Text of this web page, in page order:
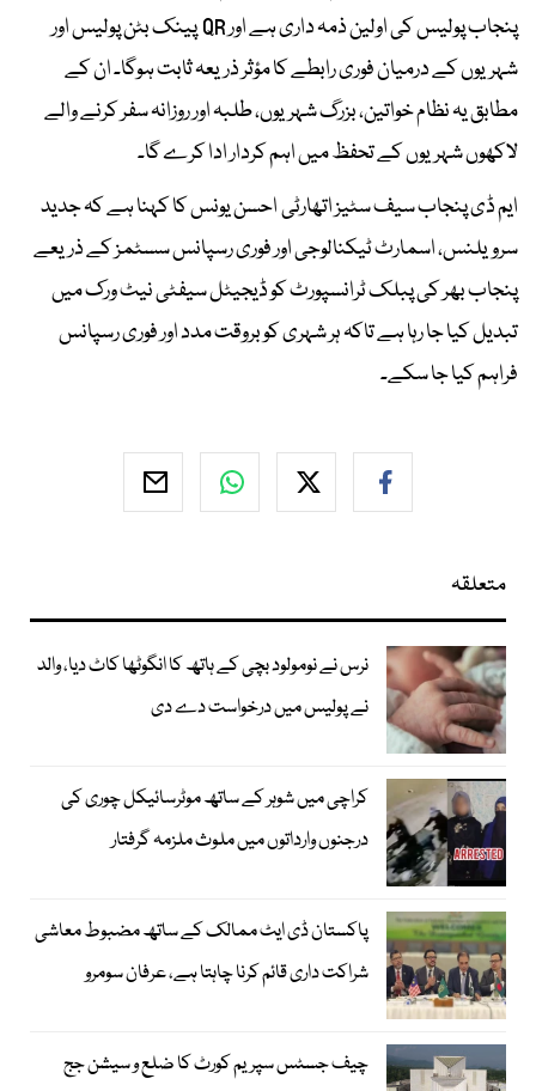
پنجاب پولیس کی اولین ذمہ داری ہے اور QR پینک بٹن پولیس اور
شہریوں کے درمیان فوری رابطے کا مؤثر ذریعہ ثابت ہوگا۔ ان کے
مطابق یہ نظام خواتین، بزرگ شہریوں، طلبہ اور روزانہ سفر کرنے والے
لاکھوں شہریوں کے تحفظ میں اہم کردار ادا کرے گا۔
ایم ڈی پنجاب سیف سٹیز اتھارٹی احسن یونس کا کہنا ہے کہ جدید
سرویلنس، اسمارٹ ٹیکنالوجی اور فوری رسپانس سسٹمز کے ذریعے
پنجاب بھر کی پبلک ٹرانسپورٹ کو ڈیجیٹل سیفٹی نیٹ ورک میں
تبدیل کیا جا رہا ہے تاکہ ہر شہری کو بروقت مدد اور فوری رسپانس
فراہم کیا جا سکے۔
متعلقہ
نرس نے نومولود بچی کے ہاتھ کا انگوٹھا کاٹ دیا، والد
نے پولیس میں درخواست دے دی
کراچی میں شوہر کے ساتھ موٹرسائیکل چوری کی
درجنوں وارداتوں میں ملوث ملزمہ گرفتار
پاکستان ڈی ایٹ ممالک کے ساتھ مضبوط معاشی
شراکت داری قائم کرنا چاہتا ہے، عرفان سومرو
چیف جسٹس سپریم کورٹ کا ضلع و سیشن جج